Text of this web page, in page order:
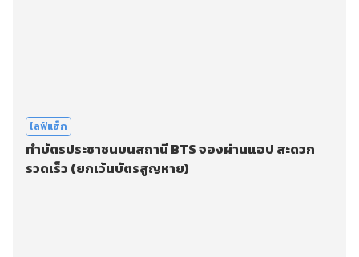
ไลฟ์แฮ็ก
ทำบัตรประชาชนบนสถานี BTS จองผ่านแอป สะดวก
รวดเร็ว (ยกเว้นบัตรสูญหาย)